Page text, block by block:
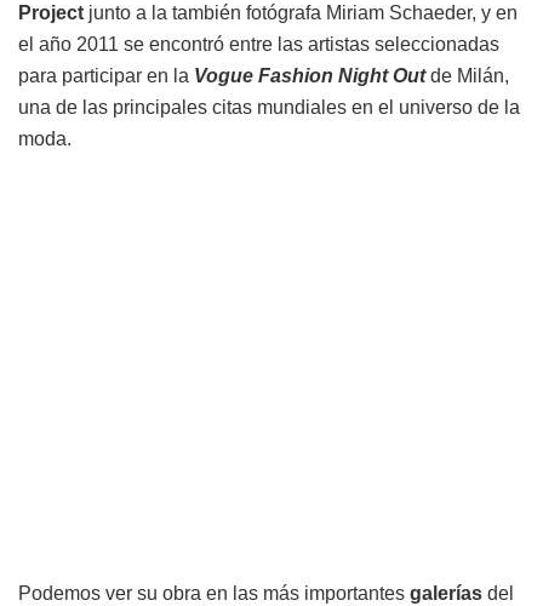
Project junto a la también fotógrafa Miriam Schaeder, y en
el año 2011 se encontró entre las artistas seleccionadas
para participar en la Vogue Fashion Night Outde Milán,
una de las principales citas mundiales en el universo de la
moda.
Podemos ver su obra en las más importantes galerías del